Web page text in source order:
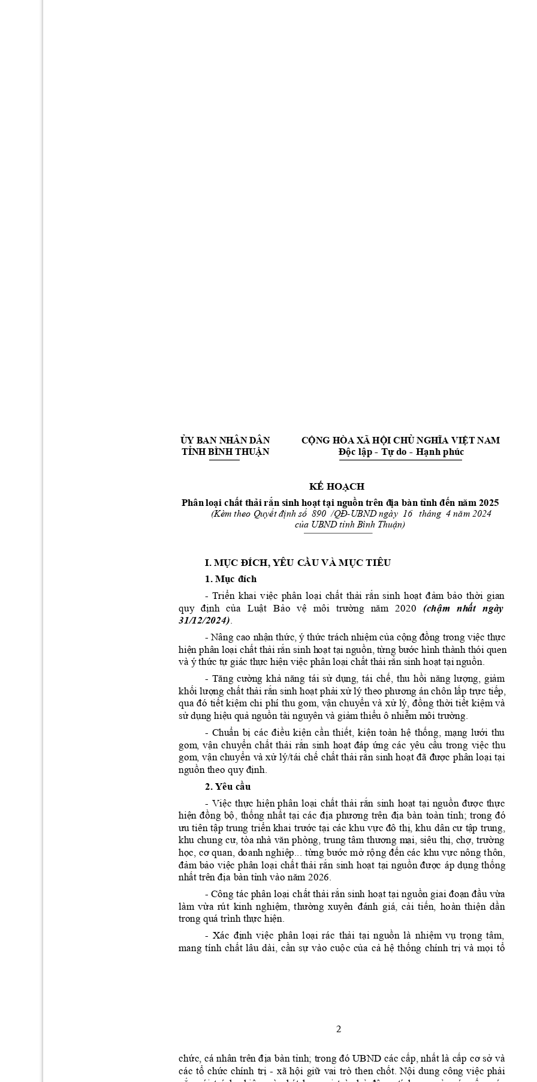
ỦY BAN NHÂN DÂN CỘNG HÒA XÃ HỘI CHỦ NGHĨA VIỆT NAM
TỈNH BÌNH THUẬN
Độc lập - Tự do - Hạnh phúc
KẾ HOẠCH
Phânloại chất thải rắn sinh hoạttại nguồn trên địa bàn tỉnh đến năm 2025
(Kèm theo Quyết định số 890 /QĐ-UBND ngày 16 tháng 4 năm 2024
của UBND tỉnh Bình Thuận)
I. MỤC ĐÍCH, YÊU CẦU VÀ MỤC TIÊU
1. Mục đích
- Triển khai việc phân loại chất thải rắn sinh hoạt đảm bảo thời gian
quy định của Luật Bảo vệ môi trường năm 2020 (chậm nhất ngày
31/12/2024).
- Nâng cao nhận thức, ý thức trách nhiệm của cộng đồng trong việc thực
hiện phân loại chất thải rắn sinh hoạt tại nguồn , từng bước hình thành thói quen
và ý thức tự giác thực hiện việc phân loại chất thải rắn sinh hoạt tại nguồn.
- Tăng cường khả năng tái sử dụng, tái chế, thu hồi năng lượng, giảm
khối lượng chất thải rắn sinh hoạt phải xử lý theo phương án chôn lấp trực tiếp,
qua đó tiết kiệm chi phí thu gom, vận chuyển và xử lý, đồng thời tiết kiệm và
sử dụng hiệu quả nguồn tài nguyên và giảm thiểu ô nhiễm môi trường.
- Chuẩn bị các điều kiện cần thiết, kiện toàn hệ thống, mạng lưới thu
gom, vận chuyển chất thải rắn sinh hoạt đáp ứng các yêu cầu trong việc thu
gom, vận chuyển và xử lý/tái chế chất thải rắn sinh hoạt đã được phân loại tại
nguồn theo quy định.
2. Yêu cầu
- Việc thực hiện phân loại chất thải rắn sinh hoạt tại nguồn được thực
hiện đồng bộ thống nhất tại các địa phương trên địa bàn toàn tỉnh; trong đó
ưu tiên tập trung triển khai trước tại các khu vực đô thị, khu dân cư tập trung,
khu chung cư, tòa nhà văn phòng, trung tâm thương mại, siêu thị, chợ, trường
học, cơ quan, doanh nghiệp... từng bước mở rộng đến các khu vực nông thôn,
đảm bảo việc phân loại chất thải rắn sinh hoạt tại nguồn được áp dụng thống
nhất trên địa bàn tỉnh vào năm 2026.
- Công tác phân loại chất thải rắn sinh hoạt tại nguồn giai đoạn đầu vừa
làm vừa rút kinh nghiệm, thường xuyên đánh giá, cải tiến, hoàn thiện dần
trong quá trình thực hiện.
- Xác định việc phân loại rác thải tại nguồn là nhiệm vụ trọng tâm,
mang tính chất lâu dài, cần sự vào cuộc của cả hệ thống chính trị và mọi tổ
2
chức, cá nhân trên địa bàn tỉnh; trong đó UBND các cấp, nhất là cấp cơ sở và
các tổ chức chính trị - xã hội giữ vai trò then chốt. Nội dung công việc phải